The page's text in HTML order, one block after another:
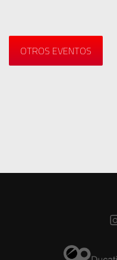
OTROS EVENTOS